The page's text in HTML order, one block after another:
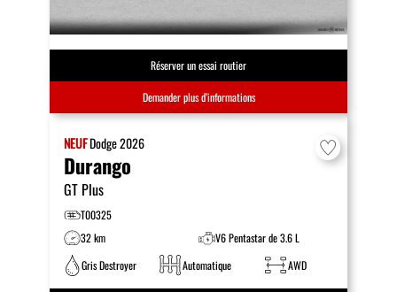
Réserver un essai routier
Demander plus d’informations
NEUFDodge2026
Durango
GT Plus
T00325
32 km
V6 Pentastar de 3.6 L
Gris Destroyer
Automatique AWD